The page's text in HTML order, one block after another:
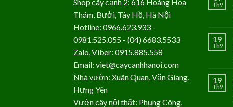
Shop cây cảnh 2: 616 Hoàng Hoa
Thám, Bưởi, Tây Hồ, Hà Nội
Hotline: 0966.623.933 -
0981.525.055 - (04) 6683.5533
Zalo, Viber: 0915.885.558
Email: viet@caycanhhanoi.com
Nhà vườn: Xuân Quan, Văn Giang,
Hưng Yên
Vườn cây nội thất: Phụng Công,
Th9
19
Th9
19
Th9